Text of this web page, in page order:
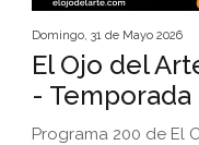
Domingo, 31 de Mayo 2026
El Ojo del
- Temporada
Programa 200 de El